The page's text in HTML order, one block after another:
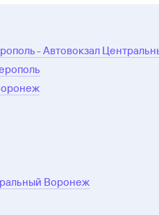
- Автовокзал
Воронеж